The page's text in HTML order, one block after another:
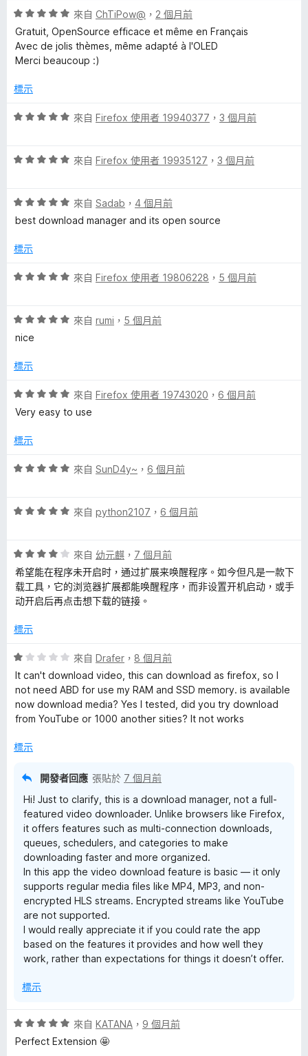
s
e
I
n
e
r
a
i
o
的
評
論
分
滿
分
5
分
評
價
5
分
滿
5
來自 ChTiPow@ ， 2 個月前
Gratuit, OpenSource efficace et même en Français
Avec de jolis thèmes, même adapté à l'OLED
Merci beaucoup :)
標示
評
分
分
5
來自 Firefox 使用者 19940377 ， 3 個月前
評
分
，
分
分
來自 Firefox 使用者 19935127 ， 3 個月前
評
價
分
滿
分
來自 Sadab ， 4 個月前
best download manager and its open source
標示
評
分
，
分
分
來自 Firefox 使用者 19806228 ， 5 個月前
評
價
分
滿
分
分
來自 rumi ， 5 個月前
nice
標示
評
價
分
滿
分
來自 Firefox 使用者 19743020 ， 6 個月前
Very easy to use
標示
評
分
分
5
分
來自 SunD4y~ ， 6 個月前
評
分
，
滿
分
分
來自 python2107 ， 6 個月前
評
價
4
分
滿
5
分
來自 幼元麒 ， 7 個月前
希望能在程序未开启时，通过扩展来唤醒程序。如今但凡是一款下
载工具，它的浏览器扩展都能唤醒程序，而非设置开机启动，或手
动开启后再点击想下载的链接。
標示
評
價
1
分
，
分
來自 Drafer ， 8 個月前
It can't download video, this can download as firefox, so I
not need ABD for use my RAM and SSD memory. is available
now download media? Yes I tested, did you try download
from YouTube or 1000 another sities? It not works
標示
開發者回應 張貼於 7 個月前
Hi! Just to clarify, this is a download manager, not a full-
featured video downloader. Unlike browsers like Firefox,
it offers features such as multi-connection downloads,
queues, schedulers, and categories to make
downloading faster and more organized.
In this app the video download feature is basic — it only
supports regular media files like MP4, MP3, and non-
encrypted HLS streams. Encrypted streams like YouTube
are not supported.
I would really appreciate it if you could rate the app
based on the features it provides and how well they
work, rather than expectations for things it doesn’t offer.
標示
評
價
來自 KATANA ， 9 個月前
Perfect Extension 🤩